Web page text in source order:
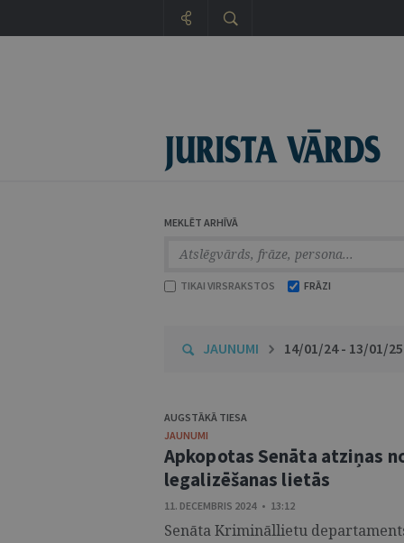
MEKLĒT ARHĪVĀ
TIKAI VIRSRAKSTOS FRĀZI
JAUNUMI 14/01/24 - 13/01/25
AUGSTĀKĀ TIESA
JAUNUMI
Apkopotas Senāta atziņas
legalizēšanas lietās
11. DECEMBRIS 2024 • 13:12
Senāta Krimināllietu